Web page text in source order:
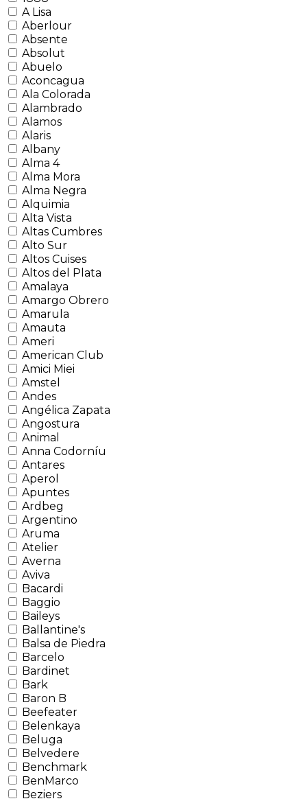
A Lisa
Aberlour
Absente
Absolut
Abuelo
Aconcagua
Ala Colorada
Alambrado
Alamos
Alaris
Albany
Alma 4
Alma Mora
Alma Negra
Alquimia
Alta Vista
Altas Cumbres
Alto Sur
Altos Cuises
Altos del Plata
Amalaya
Amargo Obrero
Amarula
Amauta
Ameri
American Club
Amici Miei
Amstel
Andes
Angélica Zapata
Angostura
Animal
Anna Codorníu
Antares
Aperol
Apuntes
Ardbeg
Argentino
Aruma
Atelier
Averna
Aviva
Bacardi
Baggio
Baileys
Ballantine's
Balsa de Piedra
Barcelo
Bardinet
Bark
Baron B
Beefeater
Belenkaya
Beluga
Belvedere
Benchmark
BenMarco
Beziers